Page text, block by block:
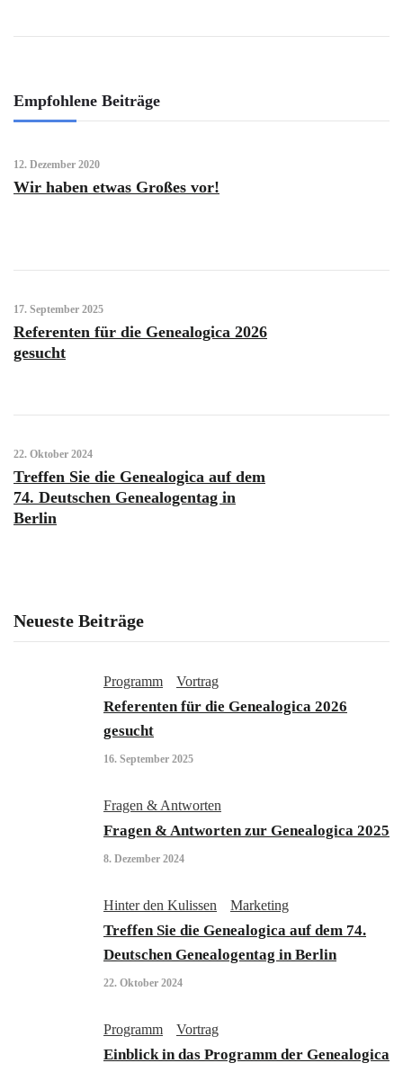
Empfohlene Beiträge
12. Dezember 2020
Wir haben etwas Großes vor!
17. September 2025
Referenten für die Genealogica 2026
gesucht
22. Oktober 2024
Treffen Sie die Genealogica auf dem
74. Deutschen Genealogentag in
Berlin
Neueste Beiträge
Programm Vortrag
Referenten für die Genealogica 2026
gesucht
16. September 2025
Fragen & Antworten
Fragen & Antworten zur Genealogica 2025
8. Dezember 2024
Hinter den Kulissen Marketing
Treffen Sie die Genealogica auf dem 74.
Deutschen Genealogentag in Berlin
22. Oktober 2024
Programm Vortrag
Einblick in das Programm der Genealogica